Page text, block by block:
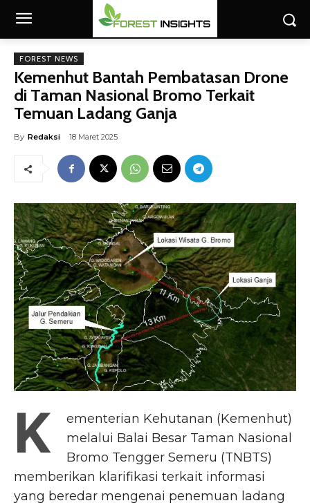
FOREST NEWS
Kemenhut Bantah Pembatasan Drone
di Taman Nasional Bromo Terkait
Temuan Ladang Ganja
By Redaksi 18 Maret 2025
K
ementerian Kehutanan (Kemenhut)
melalui Balai Besar Taman Nasional
Bromo Tengger Semeru (TNBTS)
memberikan klarifikasi terkait informasi
yang beredar mengenai penemuan ladang